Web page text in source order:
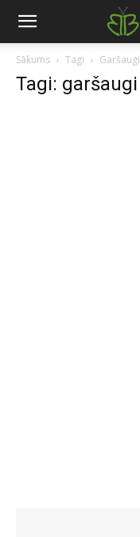
Sākums Tagi Garšaugi
Tagi: garšaugi